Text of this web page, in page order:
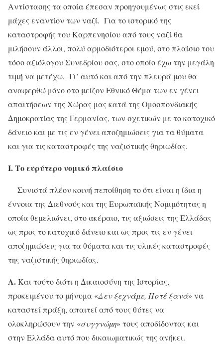
Αντίστασης τα οποία έπεσαν προηγουμένως στις εκεί
μάχες εναντίον των ναζί. Για το ιστορικό της
καταστροφής του Καρπενησίου από τους ναζί θα
μιλήσουν άλλοι, πολύ αρμοδιότεροι εμού, στο πλαίσιο του
τόσο αξιόλογου Συνεδρίου σας, στο οποίο έχω την μεγάλη
τιμή να μετέχω. Γι’ αυτό και από την πλευρά μου θα
αναφερθώ μόνο στο μείζον Εθνικό Θέμα των εν γένει
απαιτήσεων της Χώρας μας κατά της Ομοσπονδιακής
Δημοκρατίας της Γερμανίας, των σχετικών με το κατοχικό
δάνειο και με τις εν γένει αποζημιώσεις για τα θύματα
και για τις καταστροφές της ναζιστικής θηριωδίας.
Ι.Το ευρύτερο νομικό πλαίσιο
Συνιστά πλέον κοινή πεποίθηση το ότι είναι η ίδια η
έννοια της Διεθνούς και της Ευρωπαϊκής Νομιμότητας η
οποία θεμελιώνει, στο ακέραιο, τις αξιώσεις της Ελλάδας
ως προς το κατοχικό δάνειο και ως προς τις εν γένει
αποζημιώσεις για τα θύματα και τις υλικές καταστροφές
της ναζιστικής θηριωδίας.
Α.Και τούτο διότι η Δικαιοσύνη της Ιστορίας,
προκειμένου το μήνυμα «Δεν ξεχνάμε, Ποτέ ξανά» να
καταστεί πράξη, απαιτεί από τους θύτες να
ολοκληρώσουν την «συγγνώμη» τους αποδίδοντας και
στην Ελλάδα αυτό που δικαιωματικώς της ανήκει.